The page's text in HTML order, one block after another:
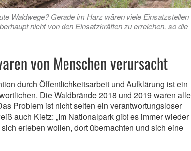
Waldwege? Gerade im Harz wären viele Einsatzstellen
nicht von den Einsatzkräften zu erreichen, so die
von Menschen verursacht
durch Öffentlichkeitsarbeit und Aufklärung ist ein
Die Waldbrände 2018 und 2019 waren alle
Problem ist nicht selten ein verantwortungsloser
auch Kietz: „Im Nationalpark gibt es immer wieder
erleben wollen, dort übernachten und sich eine